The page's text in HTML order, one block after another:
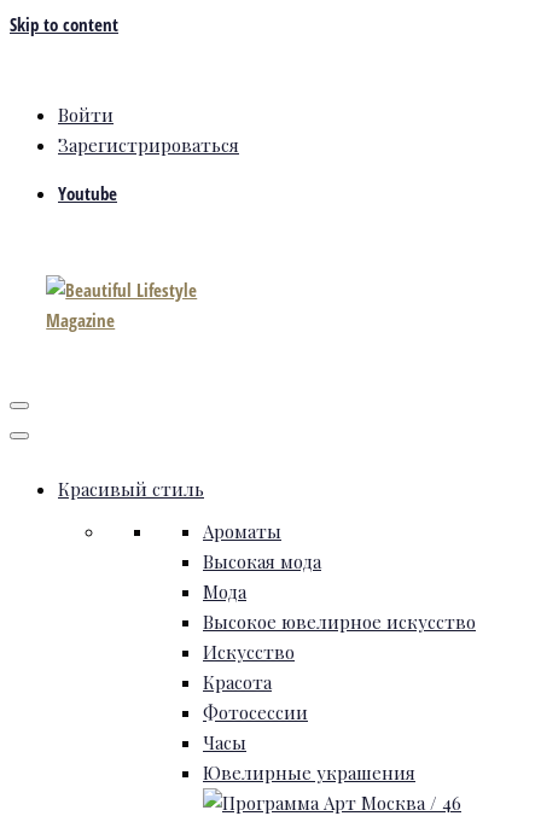
Skip to content
Войти
Зарегистрироваться
Youtube
Красивый стиль
Ароматы
Высокая мода
Мода
Высокое ювелирное искусство
Искусство
Красота
Фотосессии
Часы
Ювелирные украшения